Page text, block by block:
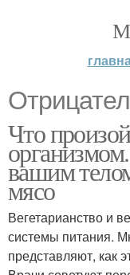
Что
вашим
мясо
Вегетарианство и
системы питания.
представляют, как